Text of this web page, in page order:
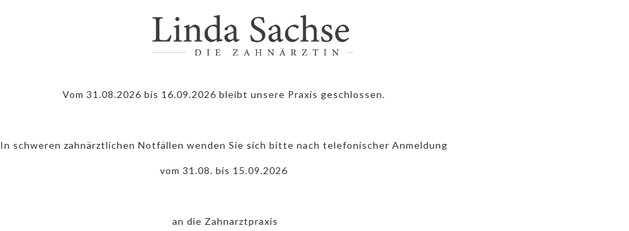
Vom 31.08.2026 bis 16.09.2026 bleibt unsere Praxis geschlossen.
In schweren zahnärztlichen Notfällen wenden Sie sich bitte nach telefonischer Anmeldung
vom 31.08. bis 15.09.2026
an die Zahnarztpraxis